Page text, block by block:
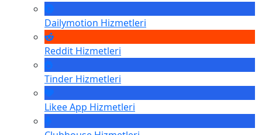
Dailymotion Hizmetleri
Reddit Hizmetleri
Tinder Hizmetleri
Likee App Hizmetleri